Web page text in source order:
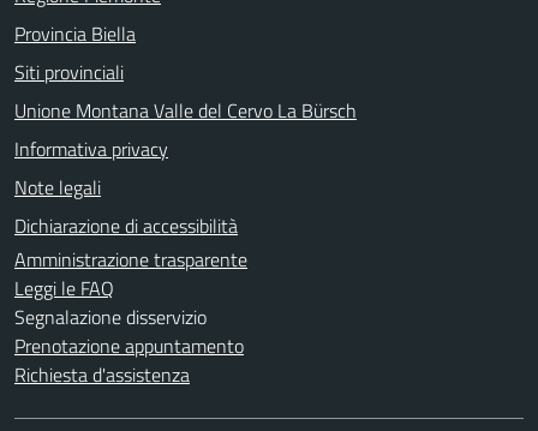
Provincia Biella
Siti provinciali
Unione Montana Valle del Cervo La Bürsch
Informativa privacy
Note legali
Dichiarazione di accessibilità
Amministrazione trasparente
Leggi le FAQ
Segnalazione disservizio
Prenotazione appuntamento
Richiesta d'assistenza